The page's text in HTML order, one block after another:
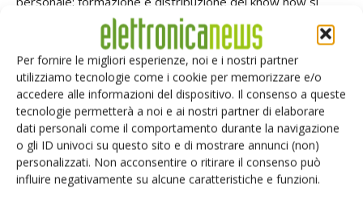
Per fornire le migliori esperienze, noi e i nostri partner
utilizziamo tecnologie come i cookie per memorizzare e/o
accedere alle informazioni del dispositivo. Il consenso a queste
tecnologie permetterà a noi e ai nostri partner di elaborare
dati personali come il comportamento durante la navigazione
o gli ID univoci su questo sito e di mostrare annunci (non)
personalizzati. Non acconsentire o ritirare il consenso può
influire negativamente su alcune caratteristiche e funzioni.
trovano dunque in difetto e questo non può che essere
preoccupante visto che questi elementi sono essenziali
per rispondere in modo efficace alle difficoltà e
intraprendere strategie vincenti a medio e lungo termine.
Con la prospettiva di trovarsi di fronte a un deserto
produttivo si sta presentando poi un altro problema, così
come fa notareAndrea RoccodiMyAutomation: quello
del ritorno delle produzioni in Europa. Marchi prestigiosi
appartenenti al mondo dei sistemi dell’assemblaggio